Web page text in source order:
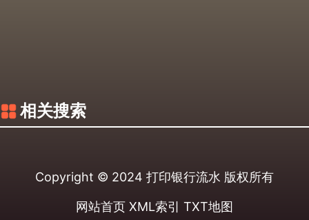
相关搜索
Copyright © 2024 打印银行流水 版权所有
网站首页 XML索引 TXT地图